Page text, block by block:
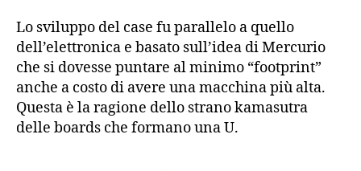
Lo sviluppo del case fu parallelo a quello
dell’elettronica e basato sull’idea di Mercurio
che si dovesse puntare al minimo “footprint”
anche a costo di avere una macchina più alta.
Questa è la ragione dello strano kamasutra
delle boards che formano una U.